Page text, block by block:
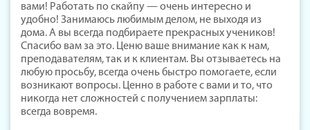
вами! Работать по скайпу — очень интересно и
удобно! Занимаюсь любимым делом, не выходя из
дома. А вы всегда подбираете прекрасных учеников!
Спасибо вам за это. Ценю ваше внимание как к нам,
преподавателям, так и к клиентам. Вы отзываетесь на
любую просьбу, всегда очень быстро помогаете, если
возникают вопросы. Ценно в работе с вами и то, что
никогда нет сложностей с получением зарплаты:
всегда вовремя.